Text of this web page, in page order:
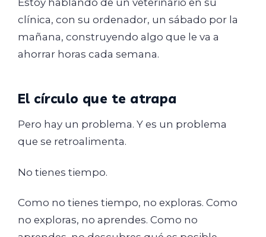
Estoy hablando de un veterinario en su
clínica, con su ordenador, un sábado por la
mañana, construyendo algo que le va a
ahorrar horas cada semana.
El círculo que te atrapa
Pero hay un problema. Y es un problema
que se retroalimenta.
No tienes tiempo.
Como no tienes tiempo, no exploras. Como
no exploras, no aprendes. Como no